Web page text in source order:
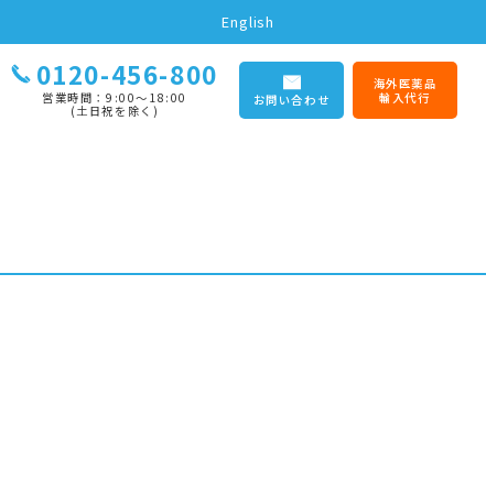
English
0120-456-800
営業時間：9:00〜18:00
(土日祝を除く)
お問い合わせ
海外医薬品
輸入代行